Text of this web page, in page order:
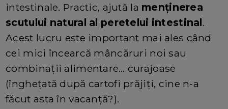
intestinale. Practic, ajută la menținerea
scutului natural al peretelui intestinal.
Acest lucru este important mai ales când
cei mici încearcă mâncăruri noi sau
combinații alimentare… curajoase
(înghețată după cartofi prăjiți, cine n-a
făcut asta în vacanță?).